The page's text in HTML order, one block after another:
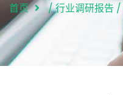
首页 /行业调研报告 /